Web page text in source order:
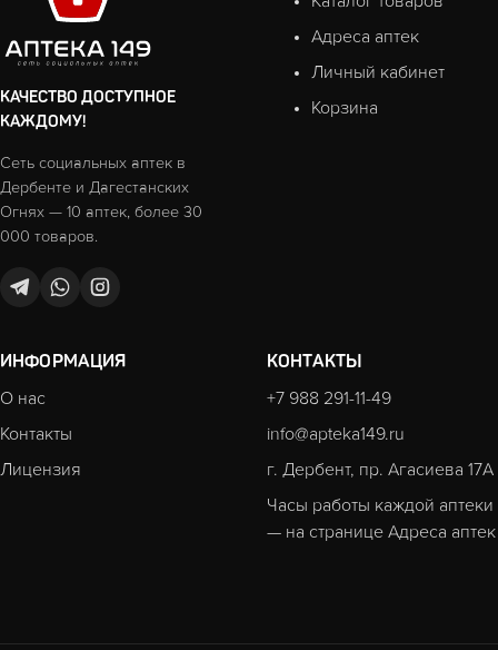
КАЧЕСТВО ДОСТУПНОЕ
КАЖДОМУ!
Сеть социальных аптек в
Дербенте и Дагестанских
Огнях — 10 аптек, более 30
000 товаров.
Адреса аптек
Личный кабинет
Корзина
ИНФОРМАЦИЯ
О нас
Контакты
Лицензия
КОНТАКТЫ
+7 988 291-11-49
info@apteka149.ru
г. Дербент, пр. Агасиева 17А
Часы работы каждой аптеки
— на странице Адреса аптек